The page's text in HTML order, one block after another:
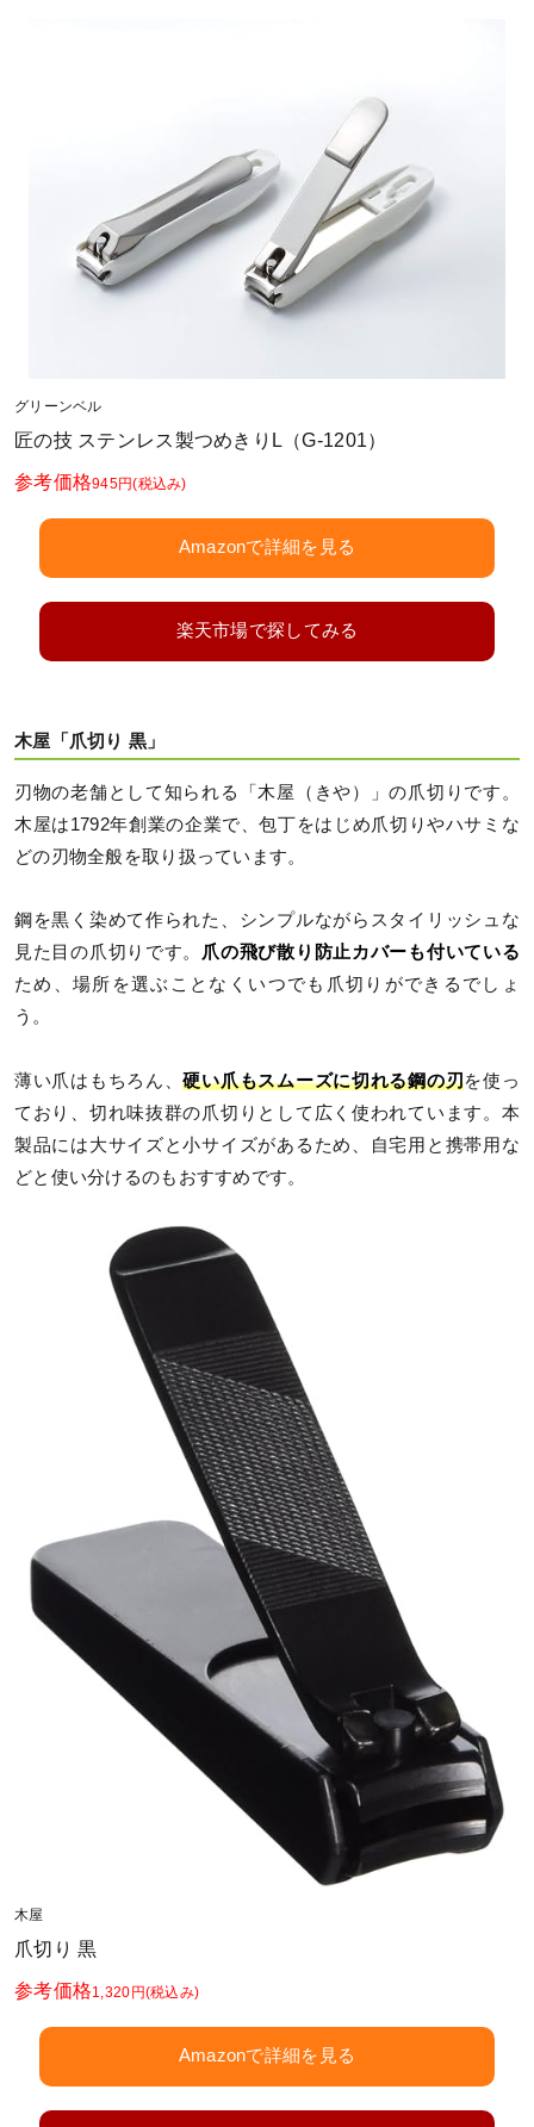
グリーンベル
匠の技 ステンレス製つめきりL（G-1201）
参考価格945円(税込み)
Amazonで詳細を見る
楽天市場で探してみる
木屋「爪切り 黒」
刃物の老舗として知られる「木屋（きや）」の爪切りです。
木屋は1792年創業の企業で、包丁をはじめ爪切りやハサミな
どの刃物全般を取り扱っています。
鋼を黒く染めて作られた、シンプルながらスタイリッシュな
見た目の爪切りです。 爪の飛び散り防止カバーも付いている
ため、場所を選ぶことなくいつでも爪切りができるでしょ
う。
薄い爪はもちろん、硬い爪もスムーズに切れる鋼の刃を使っ
ており、切れ味抜群の爪切りとして広く使われています。本
製品には大サイズと小サイズがあるため、自宅用と携帯用な
どと使い分けるのもおすすめです。
木屋
爪切り 黒
参考価格1,320円(税込み)
Amazonで詳細を見る